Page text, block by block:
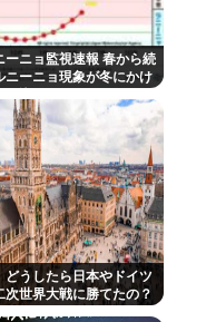
おかしいと話題に…
ふぃー）がモテる理
いのどっち！
のこと”を僕の口か
にできぬ悔しさ」
モードかをわかりや
る 何で燃えたか忘れ
ーニョ監視速報 春から続
ニーニョ現象が冬にかけ
どうしたら日本やドイツ
次世界大戦に勝てたの？